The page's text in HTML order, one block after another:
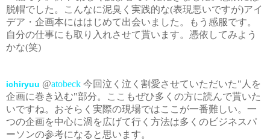
脱帽でした。こんなに泥臭く実践的な(表現悪いですが)アイ
デア・企画本にははじめて出会いました。もう感服です。
自分の仕事にも取り入れさせて貰います。憑依してみよう
かな(笑)
ichiryuu @atobeck 今回泣く泣く割愛させていただいた"人を
企画に巻き込む"部分。ここもぜひ多くの方に読んで貰いた
いですね。おそらく実際の現場ではここが一番難しい。一
つの企画を中心に渦を広げて行く方法は多くのビジネスパ
ーソンの参考になると思います。